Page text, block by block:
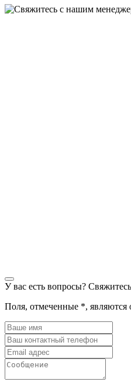
У вас есть вопросы?
Поля, отмеченные *, являются